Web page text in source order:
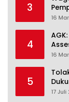
3
16
4
16
5
17